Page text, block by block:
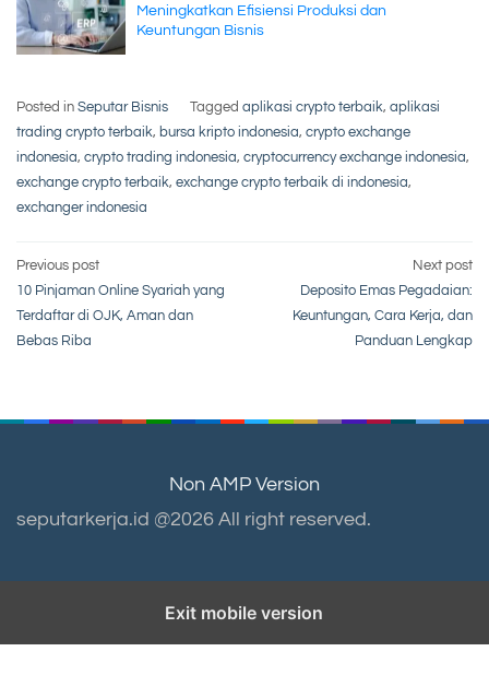
Meningkatkan Efisiensi Produksi dan
Keuntungan Bisnis
Posted in Seputar Bisnis Tagged aplikasi crypto terbaik, aplikasi
trading crypto terbaik, bursa kripto indonesia, crypto exchange
indonesia, crypto trading indonesia, cryptocurrency exchange indonesia,
exchange crypto terbaik, exchange crypto terbaik di indonesia,
exchanger indonesia
Post
navigation
Previous post
10 Pinjaman Online Syariah yang
Terdaftar di OJK, Aman dan
Bebas Riba
Next post
Deposito Emas Pegadaian:
Keuntungan, Cara Kerja, dan
Panduan Lengkap
Non AMP Version
seputarkerja.id @2026 All right reserved.
Exit mobile version